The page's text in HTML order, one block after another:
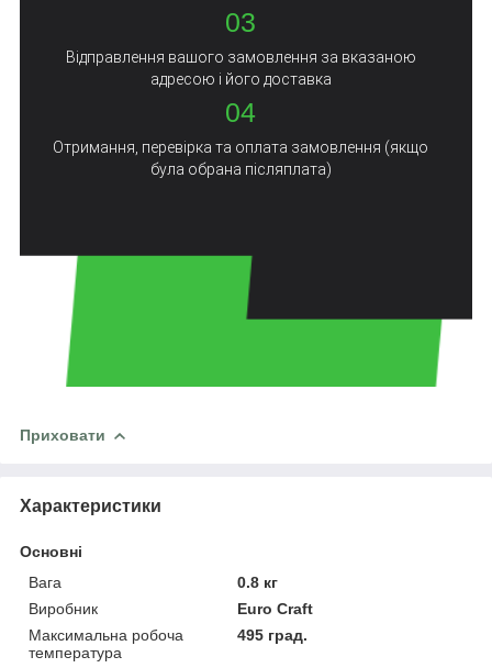
03
Відправлення вашого замовлення за вказаною
адресою і його доставка
04
Отримання, перевірка та оплата замовлення (якщо
була обрана післяплата)
Приховати
Характеристики
Основні
Вага
0.8 кг
Виробник
Euro Craft
Максимальна робоча
температура
495 град.